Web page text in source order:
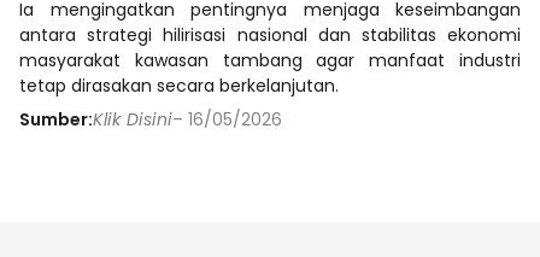
Ia mengingatkan pentingnya menjaga keseimbangan
antara strategi hilirisasi nasional dan stabilitas ekonomi
masyarakat kawasan tambang agar manfaat industri
tetap dirasakan secara berkelanjutan.
Sumber:Klik Disini– 16/05/2026